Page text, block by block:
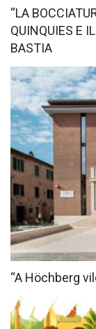
“LA
QUINQUIES E
BASTIA
“A Höchberg